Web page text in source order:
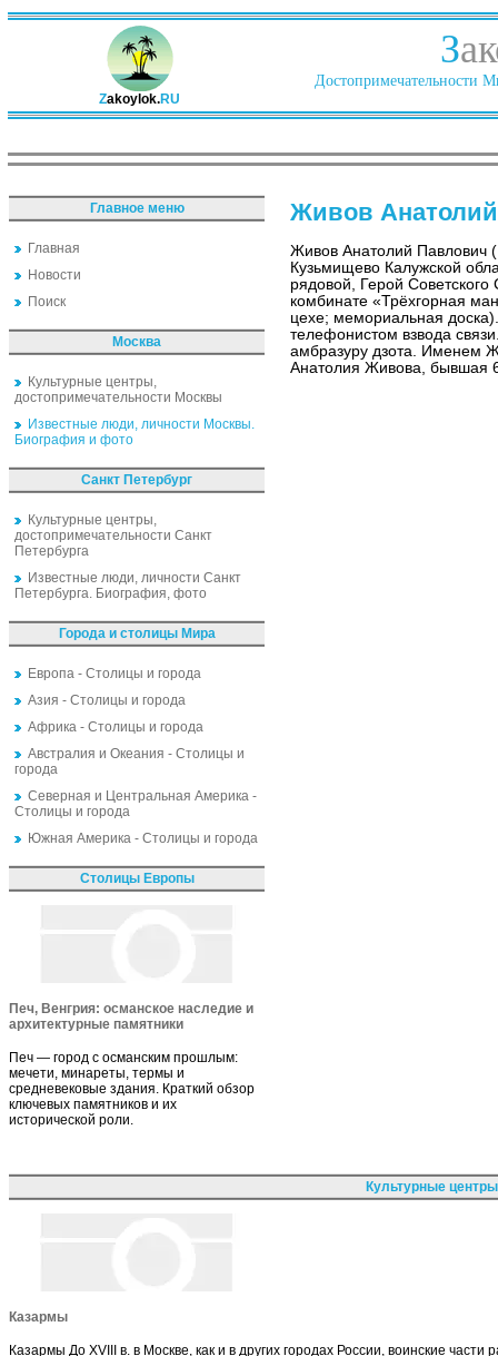
Zakoylok.RU
З
Достопримечательности
Главное меню
Главная
Новости
Поиск
Москва
Культурные центры,
достопримечательности Москвы
Известные люди, личности Москвы.
Биография и фото
Санкт Петербург
Культурные центры,
достопримечательности Санкт
Петербурга
Известные люди, личности Санкт
Петербурга. Биография, фото
Города и столицы Мира
Европа - Столицы и города
Азия - Столицы и города
Африка - Столицы и города
Австралия и Океания - Столицы и
города
Северная и Центральная Америка -
Столицы и города
Южная Америка - Столицы и города
Столицы Европы
Печ, Венгрия: османское наследие и
архитектурные памятники
Печ — город с османским прошлым:
мечети, минареты, термы и
средневековые здания. Краткий обзор
ключевых памятников и их
исторической роли.
Живов
Живов Анатолий Павлович
Кузьмищево Калужской
рядовой, Герой
комбинате «Трёхгорная
цехе; мемориальная
телефонистом взвода
амбразуру дзота. Именем
Анатолия Живова, бывшая
Культурные
Казармы
Казармы До XVIII в. в Москве, как и в других городах России, воинские